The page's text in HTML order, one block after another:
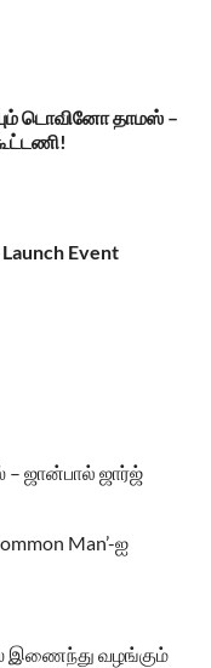
டொவினோ தாமஸ் –
Event
ஜான்பால் ஜார்ஜ்
Man’-ஐ
இணைந்து வழங்கும்